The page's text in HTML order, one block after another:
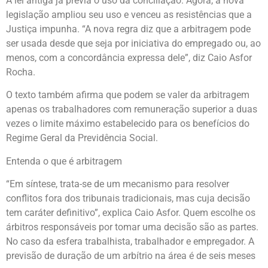
legislação ampliou seu uso e venceu as resistências que a
Justiça impunha. “A nova regra diz que a arbitragem pode
ser usada desde que seja por iniciativa do empregado ou, ao
menos, com a concordância expressa dele”, diz Caio Asfor
Rocha.
O texto também afirma que podem se valer da arbitragem
apenas os trabalhadores com remuneração superior a duas
vezes o limite máximo estabelecido para os benefícios do
Regime Geral da Previdência Social.
Entenda o que é arbitragem
“Em síntese, trata-se de um mecanismo para resolver
conflitos fora dos tribunais tradicionais, mas cuja decisão
tem caráter definitivo”, explica Caio Asfor. Quem escolhe os
árbitros responsáveis por tomar uma decisão são as partes.
No caso da esfera trabalhista, trabalhador e empregador. A
previsão de duração de um arbítrio na área é de seis meses